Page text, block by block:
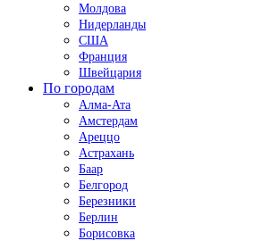
Молдова
Нидерланды
США
Франция
Швейцария
По городам
Алма-Ата
Амстердам
Ареццо
Астрахань
Баар
Белгород
Березники
Берлин
Борисовка